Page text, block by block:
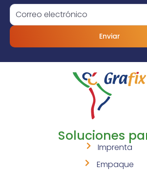
Enviar
Soluciones
Imprenta
Empaque